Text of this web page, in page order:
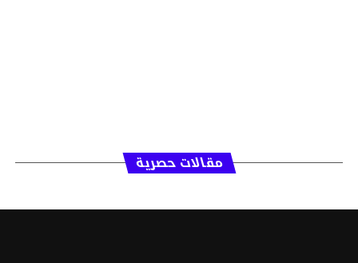
مقالات حصرية